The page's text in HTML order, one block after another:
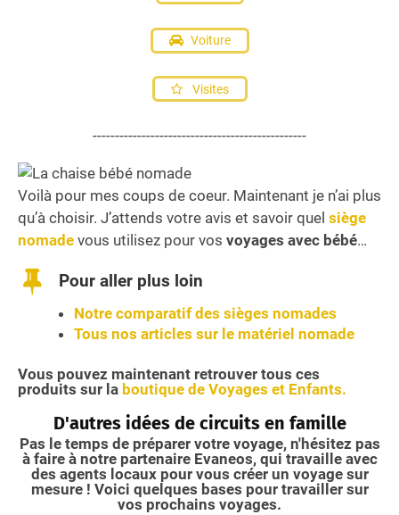
Voiture
Visites
------------------------------------------------
Voilà pour mes coups de coeur. Maintenant je n’ai plus
qu’à choisir. J’attends votre avis et savoir quel siège
nomade vous utilisez pour vos voyages avec bébé…
Pour aller plus loin
Notre comparatif des sièges nomades
Tous nos articles sur le matériel nomade
Vous pouvez maintenant retrouver tous ces
produits sur la boutique de Voyages et Enfants.
D'autres idées de circuits en famille
Pas le temps de préparer votre voyage, n'hésitez pas
à faire à notre partenaire Evaneos, qui travaille avec
des agents locaux pour vous créer un voyage sur
mesure ! Voici quelques bases pour travailler sur
vos prochains voyages.